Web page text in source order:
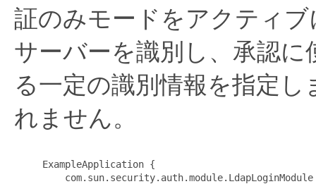
証のみモードをアクティ
サーバーを識別し、承認
る一定の識別情報を指定し
れません。
     ExampleApplication {
com.sun.security.auth.module.LdapLoginModule